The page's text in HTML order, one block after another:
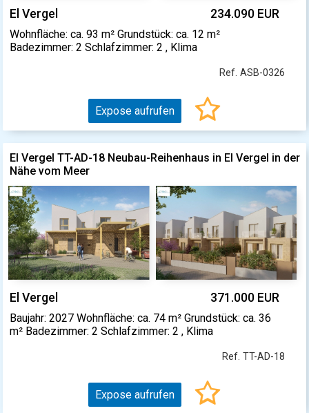
El Vergel 234.090 EUR
Wohnfläche: ca. 93 m² Grundstück: ca. 12 m²
Badezimmer: 2 Schlafzimmer: 2 , Klima
Ref. ASB-0326
Expose aufrufen
El Vergel TT-AD-18 Neubau-Reihenhaus in El Vergel in der
Nähe vom Meer
El Vergel 371.000 EUR
Baujahr: 2027 Wohnfläche: ca. 74 m² Grundstück: ca. 36
m² Badezimmer: 2 Schlafzimmer: 2 , Klima
Ref. TT-AD-18
Expose aufrufen